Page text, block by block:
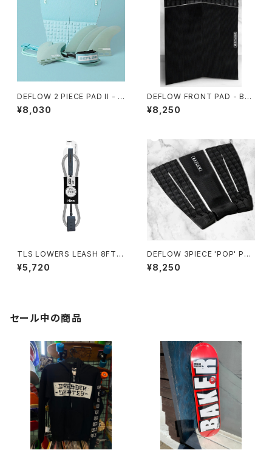
DEFLOW 2 PIECE PAD II - M
INT デフローデッキパット サー
フィン
¥8,030
DEFLOW FRONT PAD - BLA
CK/デフロー フロントパット
6ピース 3mm
¥8,250
TLS LOWERS LEASH 8FT｜
直径6mm
¥5,720
DEFLOW 3PIECE 'POP' PAD
- BLACK/デフローデッキパッ
ド サーフィン
¥8,250
セール中の商品